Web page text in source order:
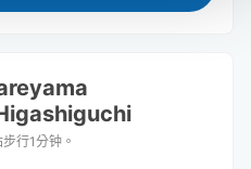
行1分钟。